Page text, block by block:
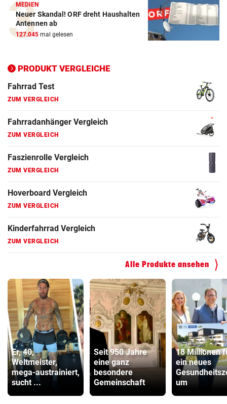
MEDIEN
Neuer Skandal! ORF dreht Haushalten
Antennen ab
127.045 mal gelesen
PRODUKT VERGLEICHE
Elektro-Scooter Vergleich
ZUM VERGLEICH
ZUM VERGLEICH
Fahrrad Test
ZUM VERGLEICH
Fahrradanhänger Vergleich
ZUM VERGLEICH
Faszienrolle Vergleich
ZUM VERGLEICH
Hoverboard Vergleich
ZUM VERGLEICH
Kinderfahrrad Vergleich
ZUM VERGLEICH
Alle Produkte ansehen
Er, 40,
Weltmeister,
mega-austrainiert,
sucht ...
Seit 950 Jahre
eine ganz
besondere
Gemeinschaft
18 Millionen
ein neues
um